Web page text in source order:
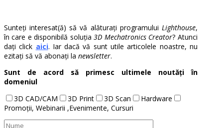
Sunteți interesat(ă) să vă alăturați programului Lighthouse,
în care e disponibilă soluția3D Mechatronics Creator? Atunci
dați click aici. Iar dacă vă sunt utile articolele noastre, nu
ezitați să vă abonați la newsletter.
Sunt de acord să primesc ultimele noutăți în
domeniul
3D CAD/CAM
3D Print 3D Scan
Hardware
Promoții, Webinarii ,Evenimente, Cursuri